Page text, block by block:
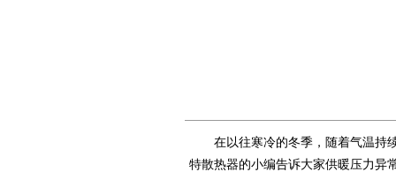
在以往寒冷的冬季，随着气温持
特散热器的小编告诉大家供暖压力异